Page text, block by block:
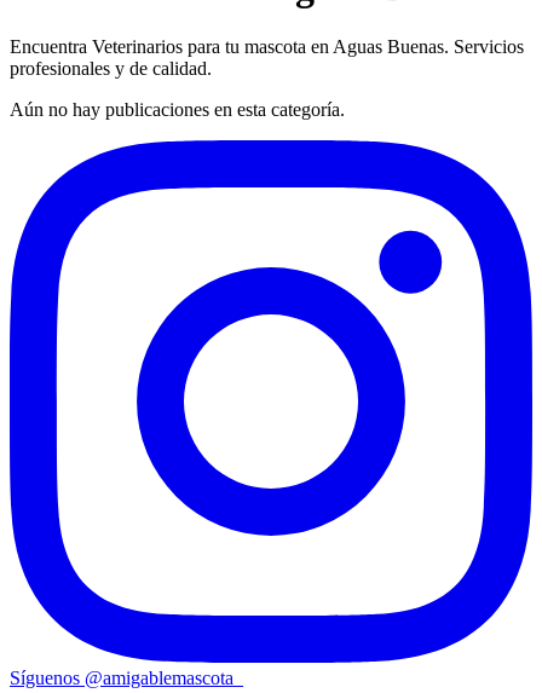
Encuentra Veterinarios para tu mascota en Aguas Buenas. Servicios
profesionales y de calidad.
Aún no hay publicaciones en esta categoría.
Síguenos @amigablemascota_